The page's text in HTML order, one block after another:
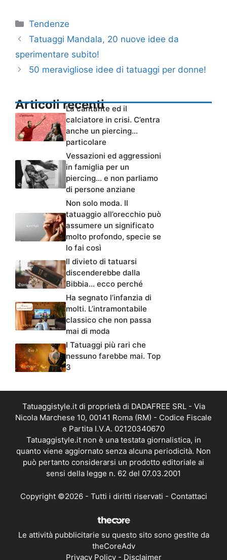
Categorie
Tendenze
Tatuaggi Mandala, 20 nuove idee da
sperimentare subito!
50 meravigliose idee di tatuaggi per donne!
Articoli recenti
La cantante ed il
calciatore in crisi. C’entra
anche un piercing…
particolare
Vessazioni ed aggressioni
in famiglia per un
piercing… e non parliamo
di persone anziane
Non solo moda. Il
tatuaggio all’orecchio può
assumere un significato
molto profondo, specie se
lo fai così
Il divieto di tatuarsi
discenderebbe dalla
Bibbia… ecco perché
Ha segnato l’infanzia di
molti. L’intramontabile
classico che non passa
mai di moda
I Tatuaggi più rari che
nessuno farebbe mai. Top
3
Tatuaggistyle.it di proprietà di DADAFREE SRL - Via
Nicola Marchese 10, 00141 Roma (RM) - Codice Fiscale
e Partita I.V.A. 02120340670
Tatuaggistyle.it non è una testata giornalistica, in
quanto viene aggiornato senza alcuna periodicità. Non
può pertanto considerarsi un prodotto editoriale ai
sensi della legge n. 62 del 07.03.2001
Copyright ©2026 - Tutti i diritti riservati - Contattaci
Le attività pubblicitarie su questo sito sono gestite da
theCoreAdv
Privacy Policy- Disclaimer